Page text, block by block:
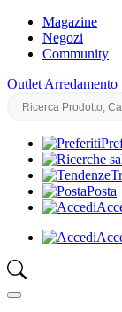
Magazine
Negozi
Community
Outlet Arredamento
Posta